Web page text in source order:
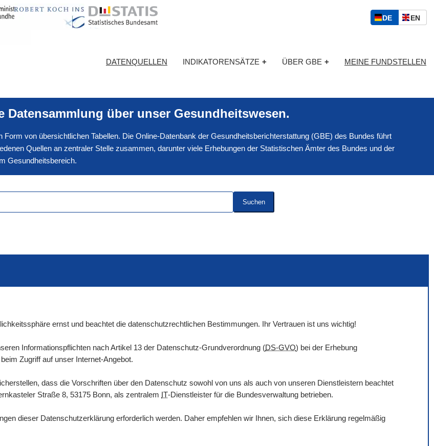
S
p
c
h
l
DED
S
ENE
I
H
DATENQUELLEN INDIKATORENSÄTZE + ÜBER GBE + MEINE FUNDSTELLEN
Datensammlung über unser Gesundheitswesen.
von übersichtlichen Tabellen. Die Online-Datenbank der Gesundheitsberichterstattung (GBE) des Bundes führt
Quellen an zentraler Stelle zusammen, darunter viele Erhebungen der Statistischen Ämter des Bundes und der
Gesundheitsbereich.
Suchen
ernst und beachtet die datenschutzrechtlichen Bestimmungen. Ihr Vertrauen ist uns wichtig!
Informationspflichten nach Artikel 13 der Datenschutz-Grundverordnung (DS-GVO) bei der Erhebung
Zugriff auf unser Internet-Angebot.
dass die Vorschriften über den Datenschutz sowohl von uns als auch von unseren Dienstleistern beachtet
Straße 8, 53175 Bonn, als zentralem IT-Dienstleister für die Bundesverwaltung betrieben.
dieser Datenschutzerklärung erforderlich werden. Daher empfehlen wir Ihnen, sich diese Erklärung regelmäßig